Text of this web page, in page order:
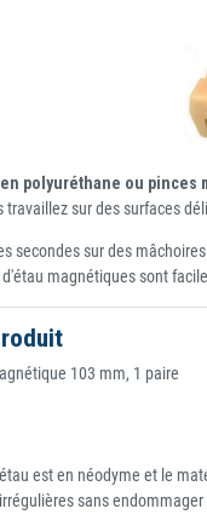
polyuréthane ou pinces
travaillez sur des surfaces
secondes sur des
magnétiques sont
103 mm, 1 paire
est en néodyme et le
sans